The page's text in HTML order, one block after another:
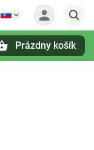
Prázdny košík